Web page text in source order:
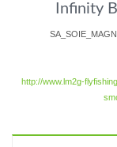
Infinity
http://www.lm2g-